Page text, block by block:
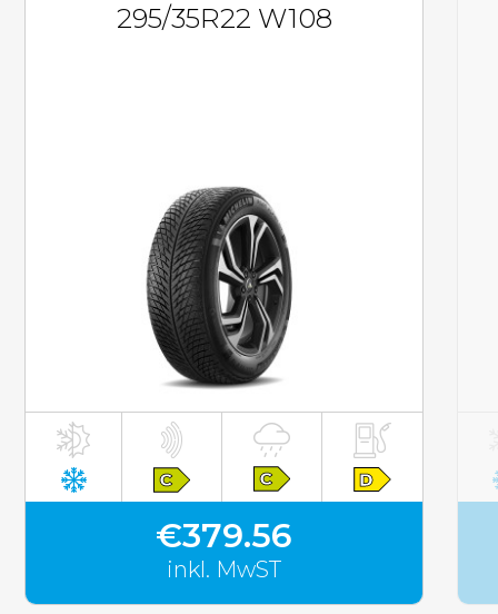
295/35R22 W108
€379.56
inkl. MwST
inkl. MwST